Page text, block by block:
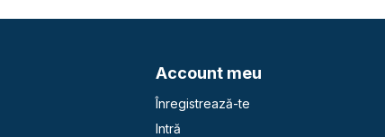
Account meu
Înregistrează-te
Intră